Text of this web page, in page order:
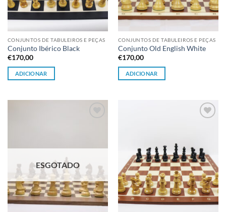
CONJUNTOS DE TABULEIROS E PEÇAS
Conjunto Ibérico Black
€170,00
ADICIONAR
CONJUNTOS DE TABULEIROS E PEÇAS
Conjunto Old English White
€170,00
ADICIONAR
ESGOTADO